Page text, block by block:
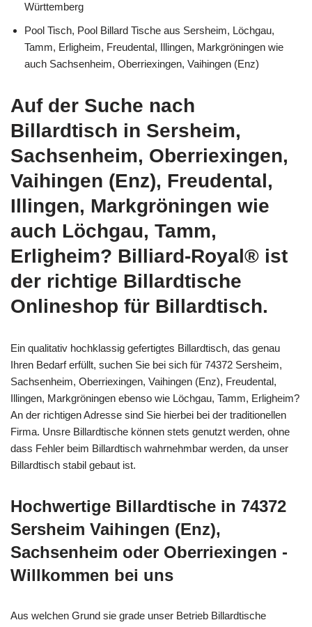
Württemberg
Pool Tisch, Pool Billard Tische aus Sersheim, Löchgau,
Tamm, Erligheim, Freudental, Illingen, Markgröningen wie
auch Sachsenheim, Oberriexingen, Vaihingen (Enz)
Auf der Suche nach
Billardtisch in Sersheim,
Sachsenheim, Oberriexingen,
Vaihingen (Enz), Freudental,
Illingen, Markgröningen wie
auch Löchgau, Tamm,
Erligheim? Billiard-Royal® ist
der richtige Billardtische
Onlineshop für Billardtisch.
Ein qualitativ hochklassig gefertigtes Billardtisch, das genau
Ihren Bedarf erfüllt, suchen Sie bei sich für 74372 Sersheim,
Sachsenheim, Oberriexingen, Vaihingen (Enz), Freudental,
Illingen, Markgröningen ebenso wie Löchgau, Tamm, Erligheim?
An der richtigen Adresse sind Sie hierbei bei der traditionellen
Firma. Unsre Billardtische können stets genutzt werden, ohne
dass Fehler beim Billardtisch wahrnehmbar werden, da unser
Billardtisch stabil gebaut ist.
Hochwertige Billardtische in 74372
Sersheim Vaihingen (Enz),
Sachsenheim oder Oberriexingen -
Willkommen bei uns
Aus welchen Grund sie grade unser Betrieb Billardtische